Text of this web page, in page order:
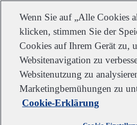
Go to home
Jump to navigation
Jump to content
Contact
Kundendienst Kontakt Newsletter KarriereLieferanten
Austria
Au
str
ali
a
Australia
Au
stri Brazil
Wenn Sie auf „Alle Cookies
klicken, stimmen Sie der
Cookies auf Ihrem Gerät zu,
Websitenavigation zu
Websitenutzung zu
Marketingbemühungen zu
Cookie-Erklärung